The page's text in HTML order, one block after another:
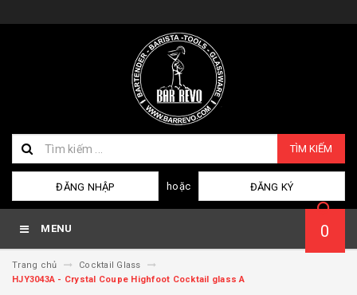
TÌM KIẾM
ĐĂNG NHẬP hoặc ĐĂNG KÝ
MENU 0
Trang chủ
Cocktail Glass
HJY3043A - Crystal Coupe Highfoot Cocktail glass A